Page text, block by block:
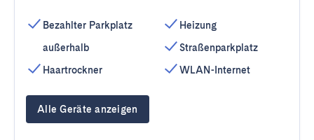
Bezahlter Parkplatz
außerhalb
Haartrockner
Heizung
Straßenparkplatz
WLAN-Internet
Alle Geräte anzeigen